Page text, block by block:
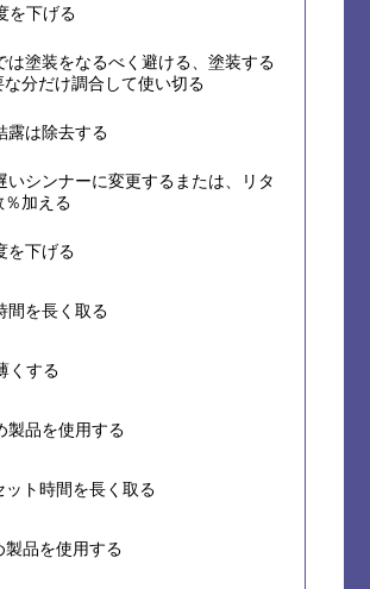
を下げる
は塗装をなるべく避ける、塗装する
な分だけ調合して使い切る
露は除去する
いシンナーに変更するまたは、リタ
％加える
を下げる
間を長く取る
くする
製品を使用する
ット時間を長く取る
製品を使用する